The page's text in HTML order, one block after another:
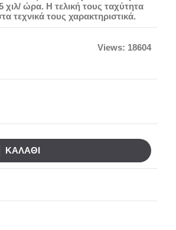
χιλ/ ώρα. Η τελική τους ταχύτητα
τεχνικά τους χαρακτηριστικά.
Views: 18604
ΚΑΛΆΘΙ